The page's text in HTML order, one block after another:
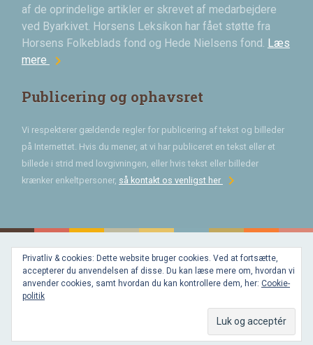
af de oprindelige artikler er skrevet af medarbejdere
ved Byarkivet. Horsens Leksikon har fået støtte fra
Horsens Folkeblads fond og Hede Nielsens fond. Læs
mere chevron_right
Publicering og ophavsret
Vi respekterer gældende regler for publicering af tekst og billeder
på Internettet. Hvis du mener, at vi har publiceret en tekst eller et
billede i strid med lovgivningen, eller hvis tekst eller billeder
krænker enkeltpersoner, så kontakt os venligst herchevron_right
Bygget med
WordPressog
favoriteaf
Privatliv & cookies: Dette website bruger cookies. Ved at fortsætte,
accepterer du anvendelsen af disse. Du kan læse mere om, hvordan vi
anvender cookies, samt hvordan du kan kontrollere dem, her: Cookie-
politik